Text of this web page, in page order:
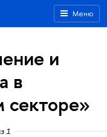
Меню
и
в
секторе»
1